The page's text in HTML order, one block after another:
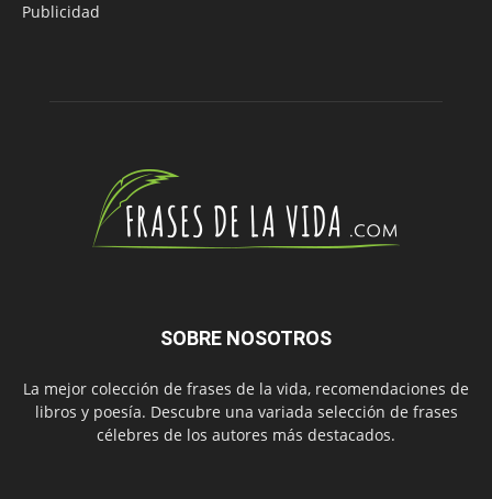
Publicidad
SOBRE NOSOTROS
La mejor colección de frases de la vida, recomendaciones de
libros y poesía. Descubre una variada selección de frases
célebres de los autores más destacados.